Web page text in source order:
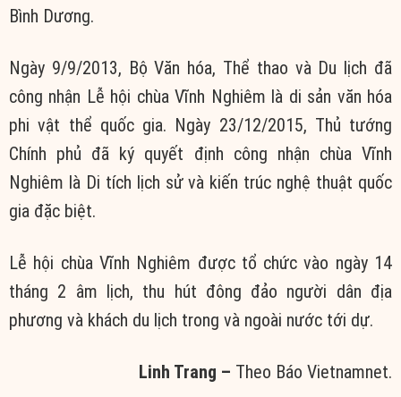
Bình Dương.
Ngày 9/9/2013, Bộ Văn hóa, Thể thao và Du lịch đã
công nhận Lễ hội chùa Vĩnh Nghiêm là di sản văn hóa
phi vật thể quốc gia. Ngày 23/12/2015, Thủ tướng
Chính phủ đã ký quyết định công nhận chùa Vĩnh
Nghiêm là Di tích lịch sử và kiến trúc nghệ thuật quốc
gia đặc biệt.
Lễ hội chùa Vĩnh Nghiêm được tổ chức vào ngày 14
tháng 2 âm lịch, thu hút đông đảo người dân địa
phương và khách du lịch trong và ngoài nước tới dự.
Linh Trang – Theo Báo Vietnamnet.